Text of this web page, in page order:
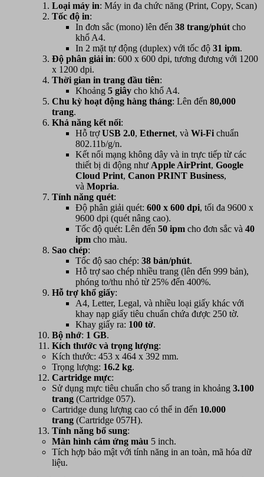
Loại máy in: Máy in đa chức năng (Print, Copy, Scan)
Tốc độ in:
In đơn sắc (mono) lên đến 38 trang/phút cho
khổ A4.
In 2 mặt tự động (duplex) với tốc độ 31 ipm.
Độ phân giải in: 600 x 600 dpi, tương đương với 1200
x 1200 dpi.
Thời gian in trang đầu tiên:
Khoảng 5 giây cho khổ A4.
Chu kỳ hoạt động hàng tháng: Lên đến 80,000
trang.
Khả năng kết nối:
Hỗ trợUSB 2.0, Ethernet, và Wi-Fi chuẩn
802.11b/g/n.
Kết nối mạng không dây và in trực tiếp từ các
thiết bị di động như Apple AirPrint, Google
Cloud Print, Canon PRINT Business,
và Mopria.
Tính năng quét:
Độ phân giải quét: 600 x 600 dpi, tối đa 9600 x
9600 dpi (quét nâng cao).
Tốc độ quét: Lên đến 50 ipm cho đơn sắc và 40
ipm cho màu.
Sao chép:
Tốc độ sao chép: 38 bản/phút.
Hỗ trợ sao chép nhiều trang (lên đến 999 bản),
phóng to/thu nhỏ từ 25% đến 400%.
Hỗ trợ khổ giấy:
A4, Letter, Legal, và nhiều loại giấy khác với
khay nạp giấy tiêu chuẩn chứa được 250 tờ.
Khay giấy ra: 100 tờ.
Bộ nhớ: 1 GB.
Kích thước và trọng lượng:
Kích thước: 453 x 464 x 392 mm.
Trọng lượng: 16.2 kg.
Cartridge mực:
Sử dụng mực tiêu chuẩn cho số trang in khoảng 3.100
trang (Cartridge 057).
Cartridge dung lượng cao có thể in đến 10.000
trang (Cartridge 057H).
Tính năng bổ sung:
Màn hình cảm ứng màu 5 inch.
Tích hợp bảo mật với tính năng in an toàn, mã hóa dữ
liệu.